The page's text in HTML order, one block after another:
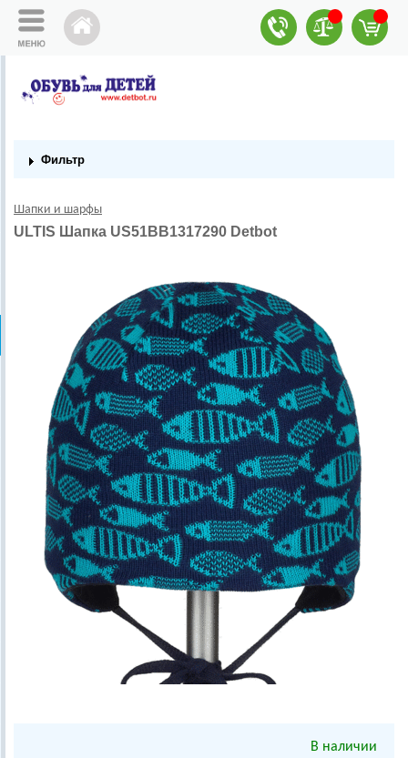
Фильтр
Шапки и шарфы
ULTIS Шапка US51BB1317290 Detbot
В наличии